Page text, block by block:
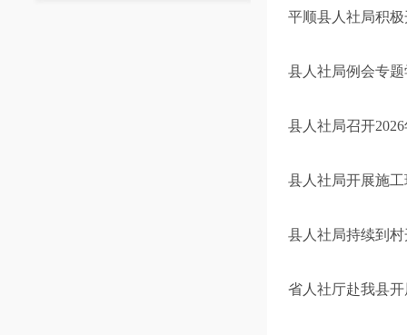
平顺县人社局积
县人社局例会专
县人社局召开
县人社局开展施
县人社局持续到
省人社厅赴我县